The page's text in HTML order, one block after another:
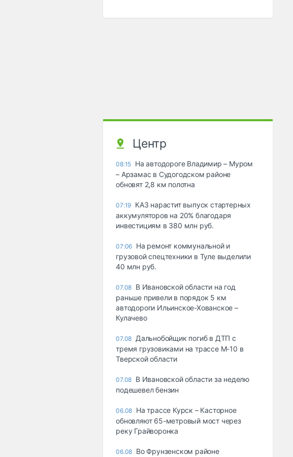
Центр
08:15 На автодороге Владимир – Муром
– Арзамас в Судогодском районе
обновят 2,8 км полотна
07:19 КАЗ нарастит выпуск стартерных
аккумуляторов на 20% благодаря
инвестициям в 380 млн руб.
07:06 На ремонт коммунальной и
грузовой спецтехники в Туле выделили
40 млн руб.
07.08 В Ивановской области на год
раньше привели в порядок 5 км
автодороги Ильинское-Хованское –
Кулачево
07.08 Дальнобойщик погиб в ДТП с
тремя грузовиками на трассе М-10 в
Тверской области
07.08 В Ивановской области за неделю
подешевел бензин
06.08 На трассе Курск – Касторное
обновляют 65-метровый мост через
реку Грайворонка
06.08 Во Фрунзенском районе